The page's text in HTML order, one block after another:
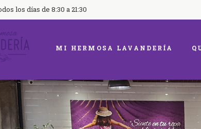
los días de 8:30 a 21:30
MI HERMOSA LAVANDERÍA